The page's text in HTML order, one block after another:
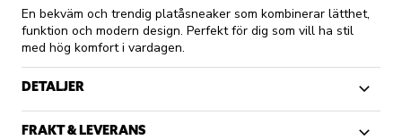
En bekväm och trendig platåsneaker som kombinerar lätthet,
funktion och modern design. Perfekt för dig som vill ha stil
med hög komfort i vardagen.
DETALJER
FRAKT & LEVERANS